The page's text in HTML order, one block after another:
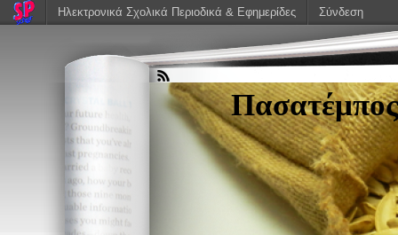
Πασατέμπος
Ηλεκτρονικά Σχολικά Περιοδικά & Εφημερίδες Σύνδεση